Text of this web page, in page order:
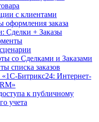
с клиентами
оформления заказа
Сделки + Заказы
со Сделками и Заказами
списка заказов
«1С-Битрикс24: Интернет-
к публичному
учета